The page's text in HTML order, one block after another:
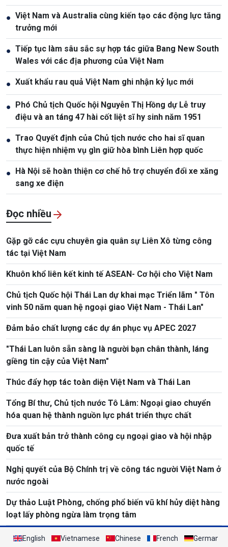
● Việt Nam và Australia cùng kiến tạo các động lực tăng
trưởng mới
● Tiếp tục làm sâu sắc sự hợp tác giữa Bang New South
Wales với các địa phương của Việt Nam
● Xuất khẩu rau quả Việt Nam ghi nhận kỷ lục mới
● Phó Chủ tịch Quốc hội Nguyễn Thị Hồng dự Lễ truy
điệu và an táng 47 hài cốt liệt sĩ hy sinh năm 1951
● Trao Quyết định của Chủ tịch nước cho hai sĩ quan
thực hiện nhiệm vụ gìn giữ hòa bình Liên hợp quốc
● Hà Nội sẽ hoàn thiện cơ chế hỗ trợ chuyển đổi xe xăng
sang xe điện
Đọc nhiều
Gặp gỡ các cựu chuyên gia quân sự Liên Xô từng công
tác tại Việt Nam
Khuôn khổ liên kết kinh tế ASEAN- Cơ hội cho Việt Nam
Chủ tịch Quốc hội Thái Lan dự khai mạc Triển lãm " Tôn
vinh 50 năm quan hệ ngoại giao Việt Nam - Thái Lan"
Đảm bảo chất lượng các dự án phục vụ APEC 2027
"Thái Lan luôn sẵn sàng là người bạn chân thành, láng
giềng tin cậy của Việt Nam"
Thúc đẩy hợp tác toàn diện Việt Nam và Thái Lan
Tổng Bí thư, Chủ tịch nước Tô Lâm: Ngoại giao chuyển
hóa quan hệ thành nguồn lực phát triển thực chất
Đưa xuất bản trở thành công cụ ngoại giao và hội nhập
quốc tế
Nghị quyết của Bộ Chính trị về công tác người Việt Nam ở
nước ngoài
Dự thảo Luật Phòng, chống phổ biến vũ khí hủy diệt hàng
loạt lấy phòng ngừa làm trọng tâm
English Vietnamese Chinese French German